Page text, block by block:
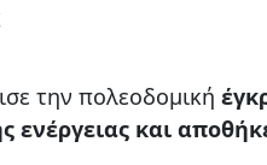
την πολεοδομική
ενέργειας και